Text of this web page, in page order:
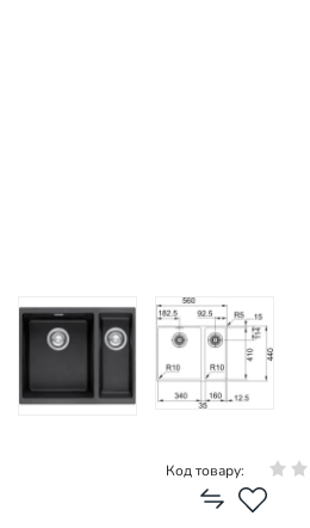
Код товару: